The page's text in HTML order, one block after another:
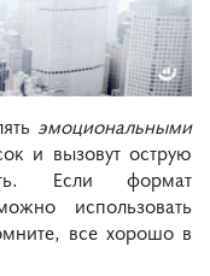
эмоциональными
и вызовут острую
Если формат
использовать
все хорошо в